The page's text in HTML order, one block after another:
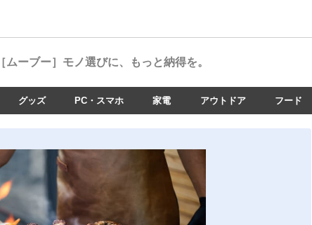
［ムーブー］ モノ選びに、もっと納得を。
グッズ PC・スマホ 家電 アウトドア フード